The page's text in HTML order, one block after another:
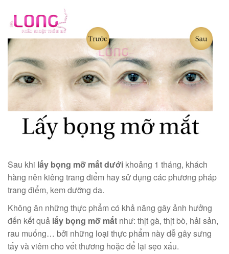
Sau khi lấy bọng mỡ mắt dưới khoảng 1 tháng, khách
hàng nên kiêng trang điểm hay sử dụng các phương pháp
trang điểm, kem dưỡng da.
Không ăn những thực phẩm có khả năng gây ảnh hưởng
đến kết quả lấy bọng mỡ mắt như: thịt gà, thịt bò, hải sản,
rau muống… bởi những loại thực phẩm này dễ gây sưng
tấy và viêm cho vết thương hoặc để lại sẹo xấu.